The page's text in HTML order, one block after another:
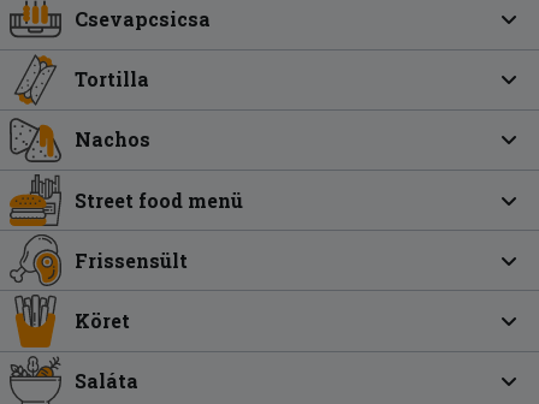
Csevapcsicsa
Tortilla
Nachos
Street food menü
Frissensült
Köret
Saláta